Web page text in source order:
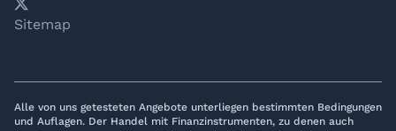
YouTube
𝕏LinkedIn
Telegram
Sitemap
Alle von uns getesteten Angebote unterliegen bestimmten Bedingungen
und Auflagen. Der Handel mit Finanzinstrumenten, zu denen auch